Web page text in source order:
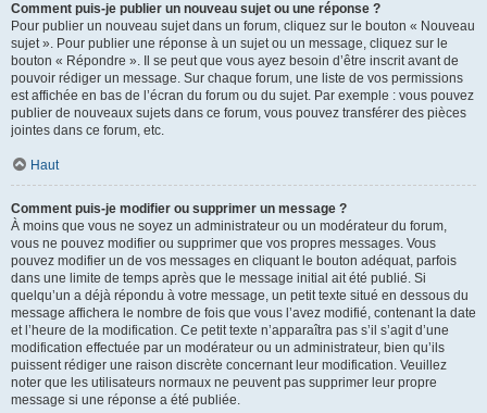
Comment puis-je publier un nouveau sujet ou une réponse ?
Pour publier un nouveau sujet dans un forum, cliquez sur le bouton « Nouveau
sujet ». Pour publier une réponse à un sujet ou un message, cliquez sur le
bouton « Répondre ». Il se peut que vous ayez besoin d’être inscrit avant de
pouvoir rédiger un message. Sur chaque forum, une liste de vos permissions
est affichée en bas de l’écran du forum ou du sujet. Par exemple : vous pouvez
publier de nouveaux sujets dans ce forum, vous pouvez transférer des pièces
jointes dans ce forum, etc.
Haut
Comment puis-je modifier ou supprimer un message ?
À moins que vous ne soyez un administrateur ou un modérateur du forum,
vous ne pouvez modifier ou supprimer que vos propres messages. Vous
pouvez modifier un de vos messages en cliquant le bouton adéquat, parfois
dans une limite de temps après que le message initial ait été publié. Si
quelqu’un a déjà répondu à votre message, un petit texte situé en dessous du
message affichera le nombre de fois que vous l’avez modifié, contenant la date
et l’heure de la modification. Ce petit texte n’apparaîtra pas s’il s’agit d’une
modification effectuée par un modérateur ou un administrateur, bien qu’ils
puissent rédiger une raison discrète concernant leur modification. Veuillez
noter que les utilisateurs normaux ne peuvent pas supprimer leur propre
message si une réponse a été publiée.